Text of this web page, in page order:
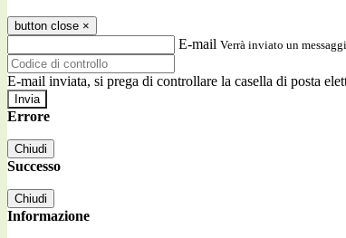
button close ×
E-mail Verrà inviato un
E-mail inviata, si prega di controllare la casella di posta
Errore
Chiudi
Successo
Chiudi
Informazione